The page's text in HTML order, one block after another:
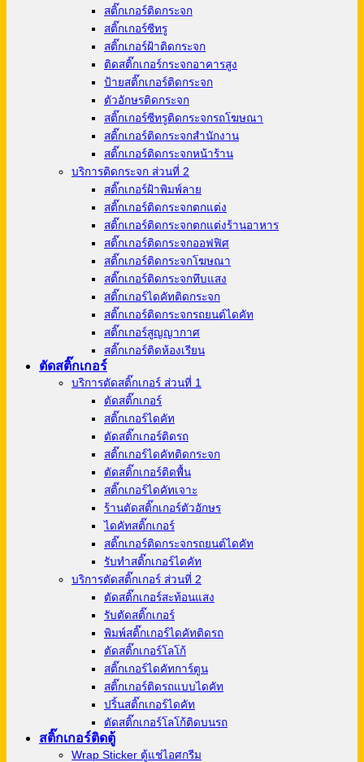
สติ๊กเกอร์ติดกระจก
สติ๊กเกอร์ซีทรู
สติ๊กเกอร์ฝ้าติดกระจก
ติดสติ๊กเกอร์กระจกอาคารสูง
ป้ายสติ๊กเกอร์ติดกระจก
ตัวอักษรติดกระจก
สติ๊กเกอร์ซีทรูติดกระจกรถโฆษณา
สติ๊กเกอร์ติดกระจกสำนักงาน
สติ๊กเกอร์ติดกระจกหน้าร้าน
บริการติดกระจก ส่วนที่ 2
สติ๊กเกอร์ฝ้าพิมพ์ลาย
สติ๊กเกอร์ติดกระจกตกแต่ง
สติ๊กเกอร์ติดกระจกตกแต่งร้านอาหาร
สติ๊กเกอร์ติดกระจกออฟฟิศ
สติ๊กเกอร์ติดกระจกโฆษณา
สติ๊กเกอร์ติดกระจกทึบแสง
สติ๊กเกอร์ไดคัทติดกระจก
สติ๊กเกอร์ติดกระจกรถยนต์ไดคัท
สติ๊กเกอร์สูญญากาศ
สติ๊กเกอร์ติดห้องเรียน
ตัดสติ๊กเกอร์
บริการตัดสติ๊กเกอร์ ส่วนที่ 1
ตัดสติ๊กเกอร์
สติ๊กเกอร์ไดคัท
ตัดสติ๊กเกอร์ติดรถ
สติ๊กเกอร์ไดคัทติดกระจก
ตัดสติ๊กเกอร์ติดพื้น
สติ๊กเกอร์ไดคัทเจาะ
ร้านตัดสติ๊กเกอร์ตัวอักษร
ไดคัทสติ๊กเกอร์
สติ๊กเกอร์ติดกระจกรถยนต์ไดคัท
รับทำสติ๊กเกอร์ไดคัท
บริการตัดสติ๊กเกอร์ ส่วนที่ 2
ตัดสติ๊กเกอร์สะท้อนแสง
รับตัดสติ๊กเกอร์
พิมพ์สติ๊กเกอร์ไดคัทติดรถ
ตัดสติ๊กเกอร์โลโก้
สติ๊กเกอร์ไดคัทการ์ตูน
สติ๊กเกอร์ติดรถแบบไดคัท
ปริ้นสติ๊กเกอร์ไดคัท
ตัดสติ๊กเกอร์โลโก้ติดบนรถ
สติ๊กเกอร์ติดตู้
Wrap Sticker ตู้แช่ไอศกรีม